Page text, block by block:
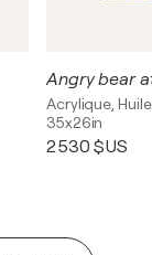
Angry bear
Acrylique,
35x26in
2 530 $US